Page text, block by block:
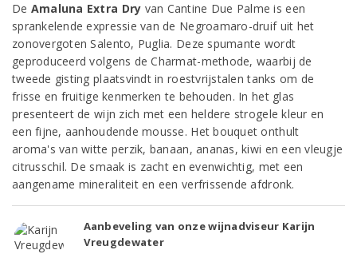
De Amaluna Extra Dry van Cantine Due Palme is een
sprankelende expressie van de Negroamaro-druif uit het
zonovergoten Salento, Puglia. Deze spumante wordt
geproduceerd volgens de Charmat-methode, waarbij de
tweede gisting plaatsvindt in roestvrijstalen tanks om de
frisse en fruitige kenmerken te behouden. In het glas
presenteert de wijn zich met een heldere strogele kleur en
een fijne, aanhoudende mousse. Het bouquet onthult
aroma's van witte perzik, banaan, ananas, kiwi en een vleugje
citrusschil. De smaak is zacht en evenwichtig, met een
aangename mineraliteit en een verfrissende afdronk.
Aanbeveling van onze wijnadviseur Karijn
Vreugdewater